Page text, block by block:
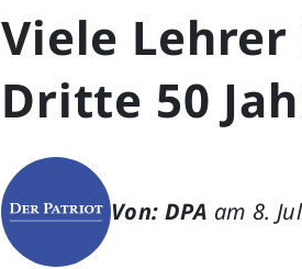
Viele
Dritte 50
Von: DPA am 8.